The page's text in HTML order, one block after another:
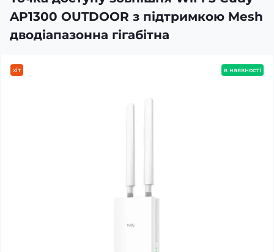
AP1300 OUTDOOR з підтримкою Mesh
дводіапазонна гігабітна
хіт в наявності